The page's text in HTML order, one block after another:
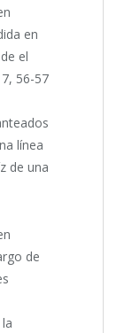
en
el
56-57
línea
de una
de